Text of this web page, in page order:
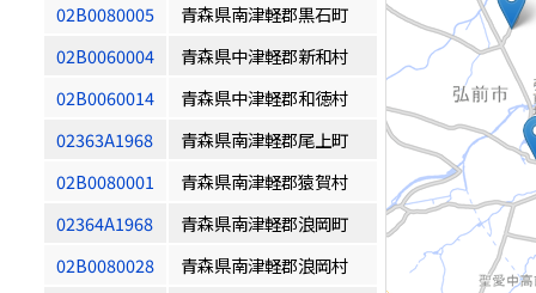
02B0080005
青森県南津軽郡黒石町
02B0060004
青森県中津軽郡新和村
02B0060014
青森県中津軽郡和徳村
02363A1968
青森県南津軽郡尾上町
02B0080001
青森県南津軽郡猿賀村
02364A1968
青森県南津軽郡浪岡町
02B0080028
青森県南津軽郡浪岡村